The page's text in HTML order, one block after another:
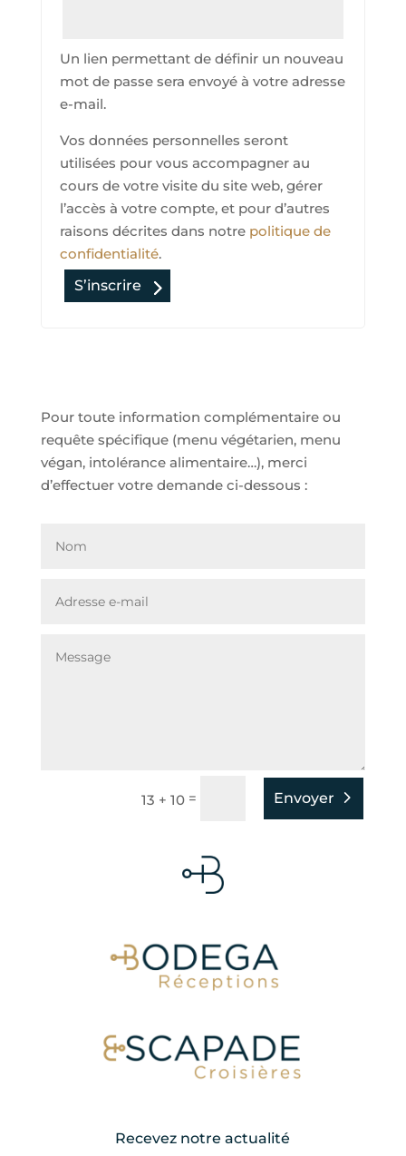
Un lien permettant de définir un nouveau
mot de passe sera envoyé à votre adresse
e-mail.
Vos données personnelles seront
utilisées pour vous accompagner au
cours de votre visite du site web, gérer
l’accès à votre compte, et pour d’autres
raisons décrites dans notre politique de
confidentialité.
S’inscrire
Pour toute information complémentaire ou
requête spécifique (menu végétarien, menu
végan, intolérance alimentaire…), merci
d’effectuer votre demande ci-dessous :
13 + 10 = Envoyer
Recevez notre actualité